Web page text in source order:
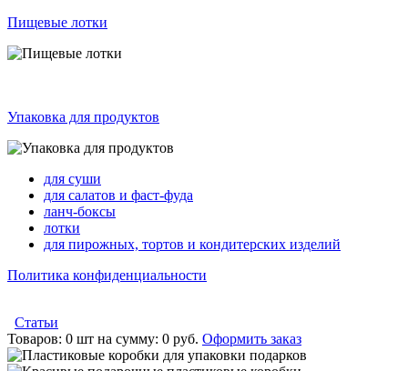
Пищевые лотки
Упаковка для продуктов
для суши
для салатов и фаст-фуда
ланч-боксы
лотки
для пирожных, тортов и кондитерских изделий
Политика конфиденциальности
Статьи
Товаров: 0 шт на сумму: 0 руб. Оформить заказ